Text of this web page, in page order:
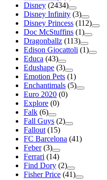
Disney (2434)
Disney Infinity (3)
Disney Princess (112)
Doc McStuffins (1)
Dragonballz (113)
Edison Giocattoli (1)
Educa (43)
Edushape (3)
Emotion Pets (1)
Enchantimals (5)
Euro 2020 (0)
Explore (0)
Falk (6)
Fall Guys (2)
Fallout (15)
FC Barcelona (41)
Feber (3)
Ferrari (14)
Find Dory (2)
Fisher Price (41)